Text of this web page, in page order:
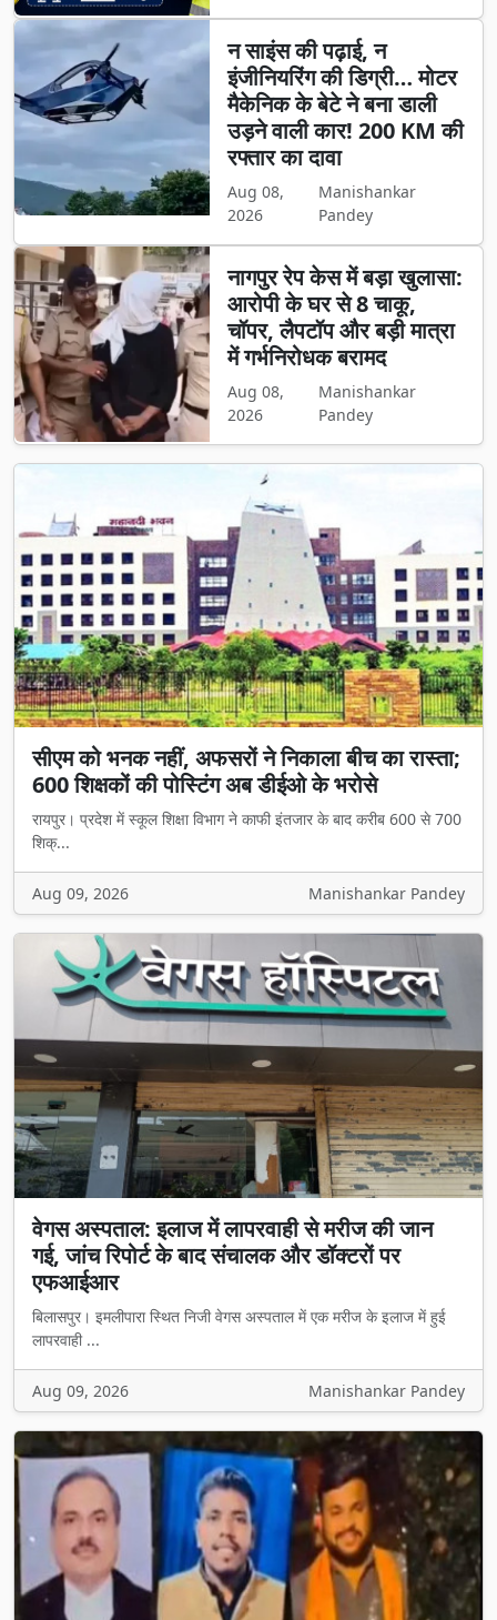
न साइंस की पढ़ाई, न
इंजीनियरिंग की डिग्री… मोटर
मैकेनिक के बेटे ने बना डाली
उड़ने वाली कार! 200 KM की
रफ्तार का दावा
Aug 08,
2026
Manishankar
Pandey
नागपुर रेप केस में बड़ा खुलासा:
आरोपी के घर से 8 चाकू,
चॉपर, लैपटॉप और बड़ी मात्रा
में गर्भनिरोधक बरामद
Aug 08,
2026
Manishankar
Pandey
सीएम को भनक नहीं, अफसरों ने निकाला बीच का रास्ता;
600 शिक्षकों की पोस्टिंग अब डीईओ के भरोसे
रायपुर। प्रदेश में स्कूल शिक्षा विभाग ने काफी इंतजार के बाद करीब 600 से 700
शिक्...
Aug 09, 2026 Manishankar Pandey
वेगस अस्पताल: इलाज में लापरवाही से मरीज की जान
गई, जांच रिपोर्ट के बाद संचालक और डॉक्टरों पर
एफआईआर
बिलासपुर। इमलीपारा स्थित निजी वेगस अस्पताल में एक मरीज के इलाज में हुई
लापरवाही ...
Aug 09, 2026 Manishankar Pandey